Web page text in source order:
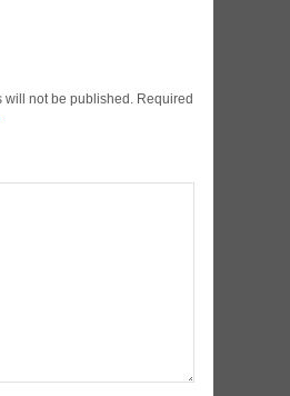
will not be published. Required